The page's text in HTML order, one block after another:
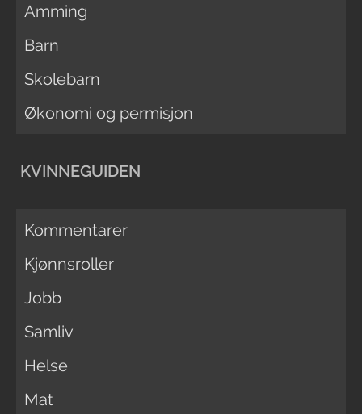
Amming
Barn
Skolebarn
Økonomi og permisjon
KVINNEGUIDEN
Kommentarer
Kjønnsroller
Jobb
Samliv
Helse
Mat